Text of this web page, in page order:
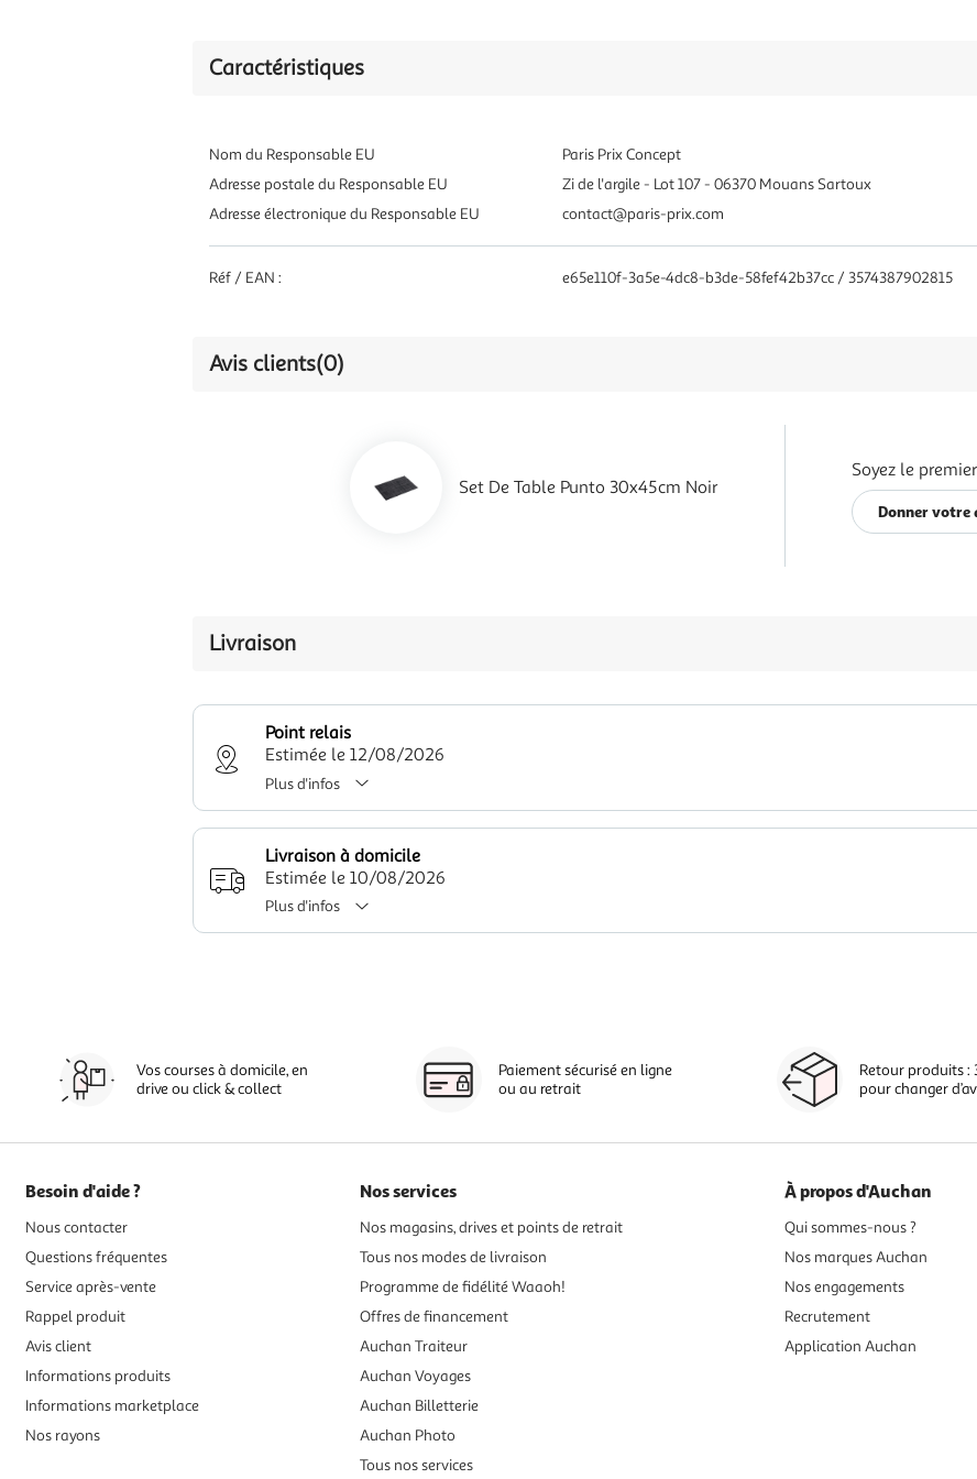
Caractéristiques
Nom du Responsable EU
Paris Prix Concept
Adresse postale du Responsable EU
Zi de l'argile - Lot 107 - 06370 Mouans Sartoux
Adresse électronique du Responsable EU
contact@paris-prix.com
Réf / EAN : e65e110f-3a5e-4dc8-b3de-58fef42b37cc / 3574387902815
Avis clients(0)
Set De Table Punto 30x45cm Noir
Soyez le
Donner votre
Livraison
Point relais
Estimée le 12/08/2026
Plus d'infos
Livraison à domicile
Estimée le 10/08/2026
Plus d'infos
Vos courses à domicile, en
drive ou click & collect
Paiement sécurisé en ligne
ou au retrait
Retour produits :
pour changer
Besoin d'aide ?
Nous contacter
Questions fréquentes
Service après-vente
Rappel produit
Avis client
Informations produits
Informations marketplace
Nos rayons
Nos services
Nos magasins, drives et points de retrait
Tous nos modes de livraison
Programme de fidélité Waaoh!
Offres de financement
Auchan Traiteur
Auchan Voyages
Auchan Billetterie
Auchan Photo
Tous nos services
À propos d'Auchan
Qui sommes-nous ?
Nos marques Auchan
Nos engagements
Recrutement
Application Auchan